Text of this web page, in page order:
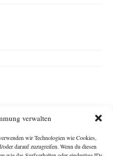
verwalten
wir Technologien wie Cookies,
darauf zuzugreifen. Wenn du diesen